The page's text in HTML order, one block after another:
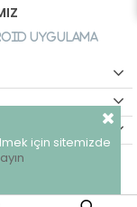
Uygulama
için sitemizde